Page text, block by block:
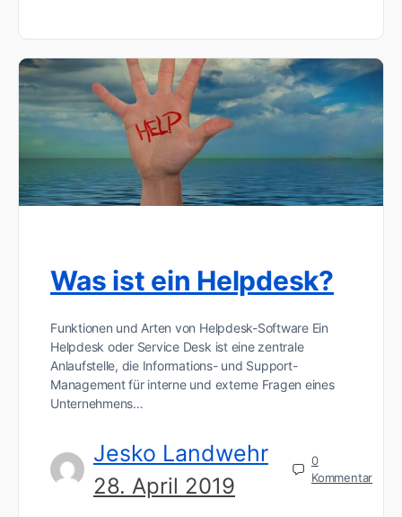
Was ist ein Helpdesk?
Funktionen und Arten von Helpdesk-Software Ein
Helpdesk oder Service Desk ist eine zentrale
Anlaufstelle, die Informations- und Support-
Management für interne und externe Fragen eines
Unternehmens…
Jesko Landwehr
28. April 2019
0
Kommentar